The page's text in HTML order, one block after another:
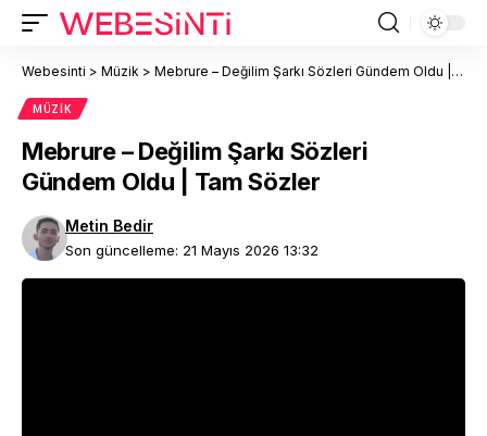
Webesinti > Müzik > Mebrure – Değilim Şarkı Sözleri Gündem Oldu | Tam Sözler
MÜZIK
Mebrure – Değilim Şarkı Sözleri
Gündem Oldu | Tam Sözler
Son güncelleme: 21 Mayıs 2026 13:32
Metin Bedir